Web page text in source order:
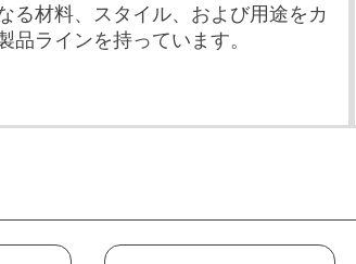
る材料、スタイル、および用途をカ
品ラインを持っています。